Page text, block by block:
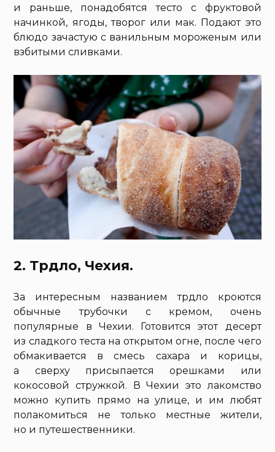
и раньше, понадобятся тесто с фруктовой
начинкой, ягоды, творог или мак. Подают это
блюдо зачастую с ванильным мороженым или
взбитыми сливками.
2. Трдло, Чехия.
За интересным названием трдло кроются
обычные трубочки с кремом, очень
популярные в Чехии. Готовится этот десерт
из сладкого теста на открытом огне, после чего
обмакивается в смесь сахара и корицы,
а сверху присыпается орешками или
кокосовой стружкой. В Чехии это лакомство
можно купить прямо на улице, и им любят
полакомиться не только местные жители,
но и путешественники.